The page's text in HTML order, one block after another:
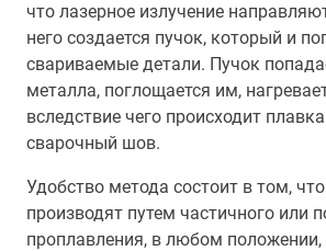
что лазерное излучение
него создается пучок, который и
свариваемые детали. Пучок
металла, поглощается им,
вследствие чего происходит
сварочный шов.
Удобство метода состоит в том,
производят путем частичного или
проплавления, в любом